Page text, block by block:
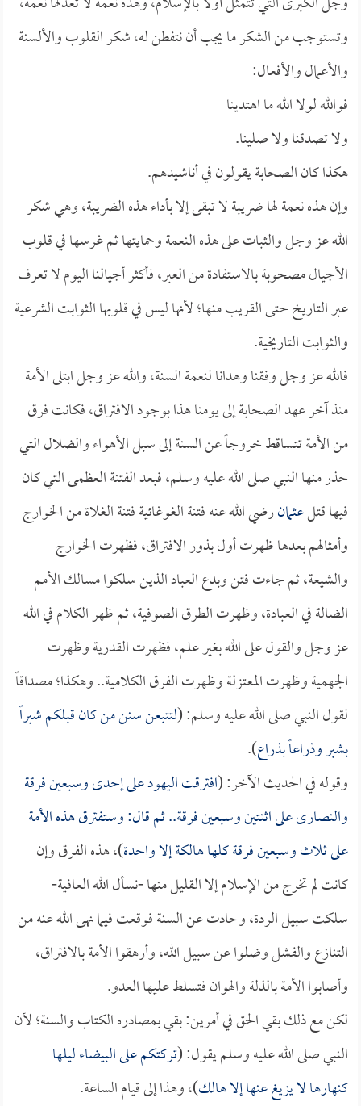
وتستوجب من الشكر ما يجب أن نتفطن له، شكر القلوب والألسنة
والأعمال والأفعال:
فوالله لولا الله ما اهتدينا
ولا تصدقنا ولا صلينا.
هكذا كان الصحابة يقولون في أناشيدهم.
وإن هذه نعمة لها ضريبة لا تبقى إلا بأداء هذه الضريبة، وهي شكر
الله عز وجل والثبات على هذه النعمة وحمايتها ثم غرسها في قلوب
الأجيال مصحوبة بالاستفادة من العبر، فأكثر أجيالنا اليوم لا تعرف
عبر التاريخ حتى القريب منها؛ لأنها ليس في قلوبها الثوابت الشرعية
والثوابت التاريخية.
فالله عز وجل وفقنا وهدانا لنعمة السنة، والله عز وجل ابتلى الأمة
منذ آخر عهد الصحابة إلى يومنا هذا بوجود الافتراق، فكانت فرق
من الأمة تتساقط خروجاً عن السنة إلى سبل الأهواء والضلال التي
حذر منها النبي صلى الله عليه وسلم، فبعد الفتنة العظمى التي كان
فيها قتلعثمانرضي الله عنه فتنة الغوغائية فتنة الغلاة من الخوارج
وأمثالهم بعدها ظهرت أول بذور الافتراق، فظهرت الخوارج
والشيعة، ثم جاءت فتن وبدع العباد الذين سلكوا مسالك الأمم
الضالة في العبادة، وظهرت الطرق الصوفية، ثم ظهر الكلام في الله
عز وجل والقول على الله بغير علم، فظهرت القدرية وظهرت
الجهمية وظهرت المعتزلة وظهرت الفرق الكلامية.. وهكذا؛ مصداقاً
لقول النبي صلى الله عليه وسلم: (لتتبعن سنن من كان قبلكم شبراً
بشبر وذراعاً بذراع).
وقوله في الحديث الآخر: (افترقت اليهود على إحدى وسبعين فرقة
والنصارى على اثنتين وسبعين فرقة.. ثم قال: وستفترق هذه الأمة
على ثلاث وسبعين فرقة كلها هالكة إلا واحدة)، هذه الفرق وإن
كانت لم تخرج من الإسلام إلا القليل منها -نسأل الله العافية-
سلكت سبيل الردة، وحادت عن السنة فوقعت فيما نهى الله عنه من
التنازع والفشل وضلوا عن سبيل الله، وأرهقوا الأمة بالافتراق،
وأصابوا الأمة بالذلة والهوان فتسلط عليها العدو.
لكن مع ذلك بقي الحق في أمرين: بقي بمصادره الكتاب والسنة؛ لأن
النبي صلى الله عليه وسلم يقول: (تركتكم على البيضاء ليلها
كنهارها لا يزيغ عنها إلا هالك)، وهذا إلى قيام الساعة.